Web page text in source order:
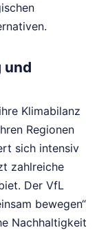
und
Klimabilanz
Regionen
sich intensiv
zahlreiche
Der VfL
bewegen“
Nachhaltigkeit